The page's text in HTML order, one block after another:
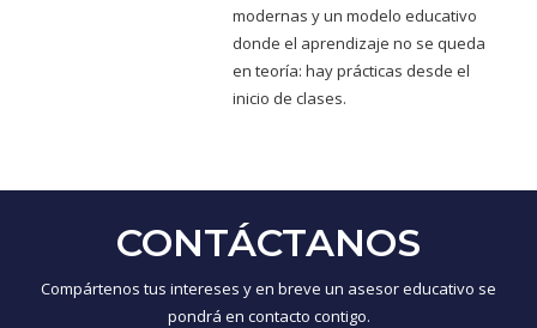
modernas y un modelo educativo
donde el aprendizaje no se queda
en teoría: hay prácticas desde el
inicio de clases.
CONTÁCTANOS
Compártenos tus intereses y en breve un asesor educativo se
pondrá en contacto contigo.